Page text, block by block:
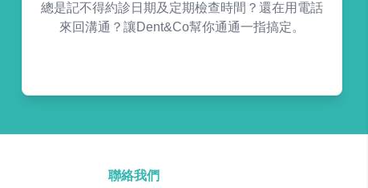
總是記不得約診日期及定期檢查時間？還在用電話
來回溝通？讓Dent&Co幫你通通一指搞定。
聯絡我們